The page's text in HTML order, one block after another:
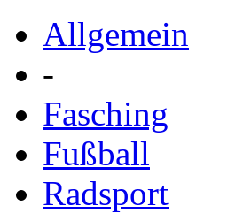
Allgemein
-
Fasching
Fußball
Radsport